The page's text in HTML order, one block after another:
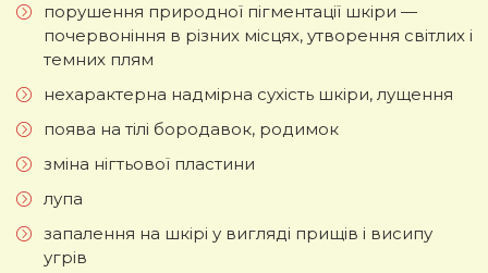
порушення природної пігментації шкіри —
почервоніння в різних місцях, утворення світлих і
темних плям
нехарактерна надмірна сухість шкіри, лущення
поява на тілі бородавок, родимок
зміна нігтьової пластини
лупа
запалення на шкірі у вигляді прищів і висипу
угрів